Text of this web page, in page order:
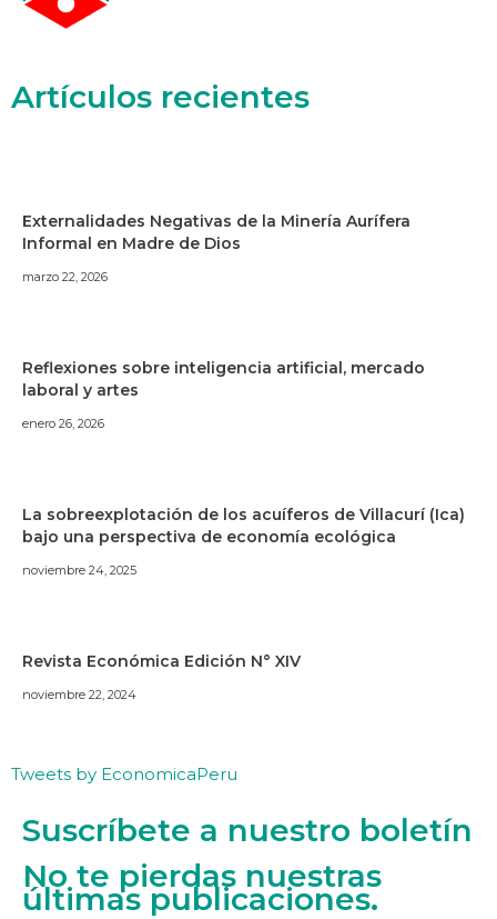
Artículos recientes
Externalidades Negativas de la Minería Aurífera
Informal en Madre de Dios
marzo 22, 2026
Reflexiones sobre inteligencia artificial, mercado
laboral y artes
enero 26, 2026
La sobreexplotación de los acuíferos de Villacurí (Ica)
bajo una perspectiva de economía ecológica
noviembre 24, 2025
Revista Económica Edición N° XIV
noviembre 22, 2024
Tweets by EconomicaPeru
Suscríbete a nuestro boletín
No te pierdas nuestras
últimas publicaciones.